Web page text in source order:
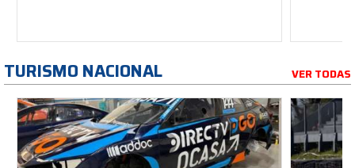
TURISMO NACIONAL VER TODAS